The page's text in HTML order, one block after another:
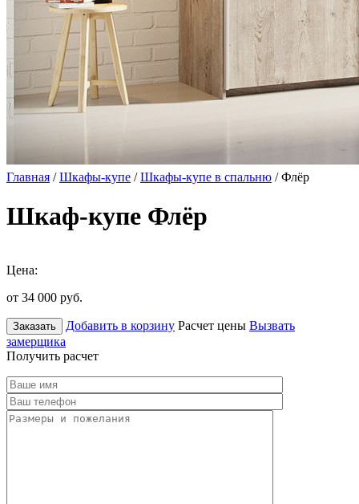
Главная /Шкафы-купе /Шкафы-купе в спальню / Флёр
Шкаф-купе Флёр
Цена:
от 34 000 руб.
Заказать Добавить в корзину Расчет цены Вызвать
замерщика
Получить расчет